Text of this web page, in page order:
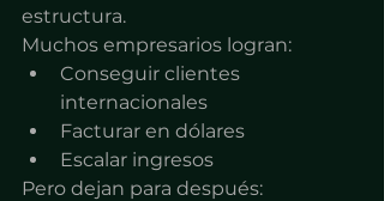
estructura.
Muchos empresarios logran:
Conseguir clientes
internacionales
Facturar en dólares
Escalar ingresos
Pero dejan para después: